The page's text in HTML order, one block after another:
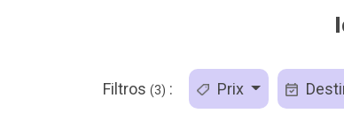
Filtros (3) : Prix